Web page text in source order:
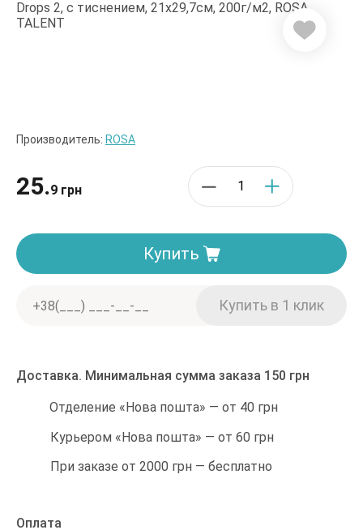
Производитель: ROSA
25.9 грн
Купить
Доставка. Минимальная сумма заказа 150 грн
Отделение «Нова пошта» — от 40 грн
Курьером «Нова пошта» — от 60 грн
При заказе от 2000 грн — бесплатно
Оплата